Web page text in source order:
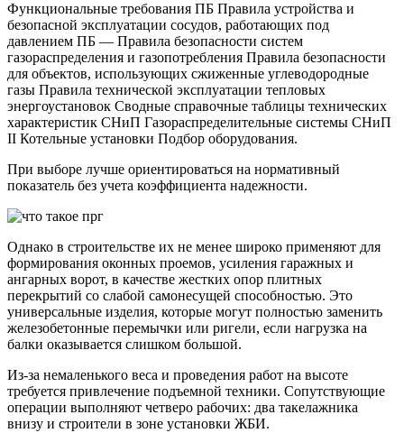
Функциональные требования ПБ Правила устройства и
безопасной эксплуатации сосудов, работающих под
давлением ПБ — Правила безопасности систем
газораспределения и газопотребления Правила безопасности
для объектов, использующих сжиженные углеводородные
газы Правила технической эксплуатации тепловых
энергоустановок Сводные справочные таблицы технических
характеристик СНиП Газораспределительные системы СНиП
II Котельные установки Подбор оборудования.
При выборе лучше ориентироваться на нормативный
показатель без учета коэффициента надежности.
Однако в строительстве их не менее широко применяют для
формирования оконных проемов, усиления гаражных и
ангарных ворот, в качестве жестких опор плитных
перекрытий со слабой самонесущей способностью. Это
универсальные изделия, которые могут полностью заменить
железобетонные перемычки или ригели, если нагрузка на
балки оказывается слишком большой.
Из-за немаленького веса и проведения работ на высоте
требуется привлечение подъемной техники. Сопутствующие
операции выполняют четверо рабочих: два такелажника
внизу и строители в зоне установки ЖБИ.